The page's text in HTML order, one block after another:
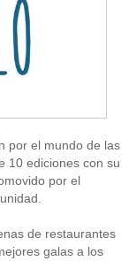
por el mundo de las
10 ediciones con su
por el
de restaurantes
galas a los